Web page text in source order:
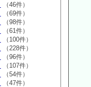
（46件）
（69件）
（98件）
（61件）
（100件）
（228件）
（96件）
（107件）
（54件）
（47件）